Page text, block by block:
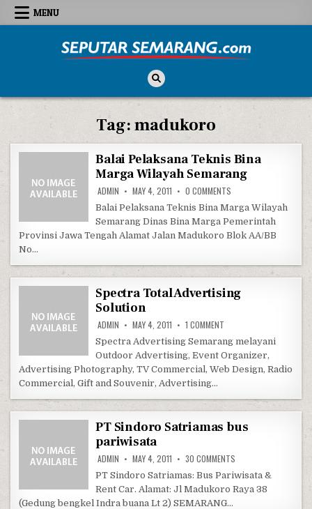
Skip to content
MENU
Tag:madukoro
Balai Pelaksana Teknis Bina
Marga Wilayah Semarang
ADMIN MAY 4, 2011 0 COMMENTS
Balai Pelaksana Teknis Bina Marga Wilayah
Semarang Dinas Bina Marga Pemerintah
Provinsi Jawa Tengah Alamat Jalan Madukoro Blok AA/BB
No…
Spectra Total Advertising
Solution
ADMIN MAY 4, 2011 1 COMMENT
Spectra Advertising Semarang melayani
Outdoor Advertising, Event Organizer,
Advertising Photography, TV Commercial, Web Design, Radio
Commercial, Gift and Souvenir, Advertising…
PT Sindoro Satriamas bus
pariwisata
ADMIN MAY 4, 2011 30 COMMENTS
PT Sindoro Satriamas: Bus Pariwisata &
Rent Car. Alamat: Jl Madukoro Raya 38
(Gedung bengkel Indra buana Lt 2) SEMARANG…